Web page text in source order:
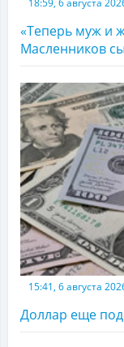
18:59, 6 августа
«Теперь муж и
Масленников
15:41, 6 августа
Доллар еще